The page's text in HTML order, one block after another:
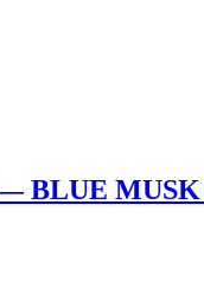
BLUE